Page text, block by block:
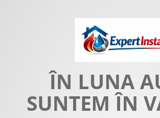
ÎN LUNA
SUNTEM ÎN